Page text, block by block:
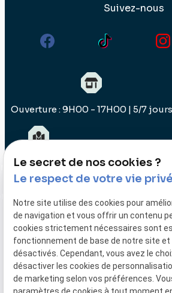
Suivez-nous
Ouverture : 9H00 - 17H00 | 5/7 jours
Impression
3D
en série
Charleroi
Impression
3D
en série
Gand
Impression
3D
en série
Huy
TVA
Plan
Le secret de nos cookies ?
Le respect de votre vie
Notre site utilise des cookies pour
de navigation et vous offrir un contenu
cookies strictement nécessaires sont
fonctionnement de base de notre site et
désactivés. Cependant, vous avez le
désactiver les cookies de
de marketing selon vos préférences.